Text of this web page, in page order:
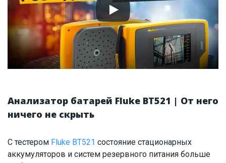
Анализатор батарей Fluke BT521 | От него
ничего не скрыть
С тестером Fluke BT521 состояние стационарных
аккумуляторов и систем резервного питания больше